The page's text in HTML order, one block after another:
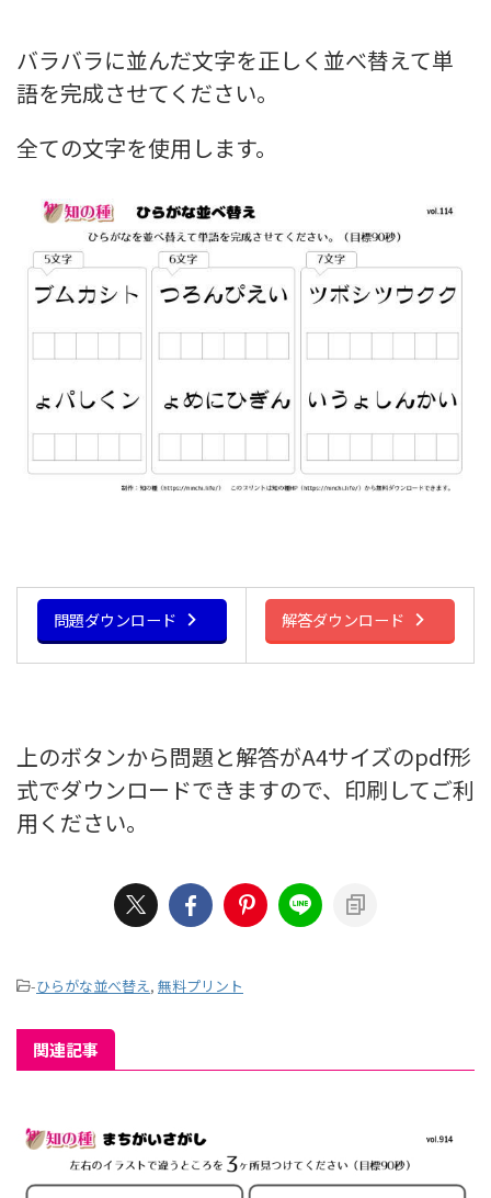
バラバラに並んだ文字を正しく並べ替えて単
語を完成させてください。
全ての文字を使用します。
問題ダウンロード 解答ダウンロード
上のボタンから問題と解答がA4サイズのpdf形
式でダウンロードできますので、印刷してご利
用ください。
-ひらがな並べ替え, 無料プリント
関連記事